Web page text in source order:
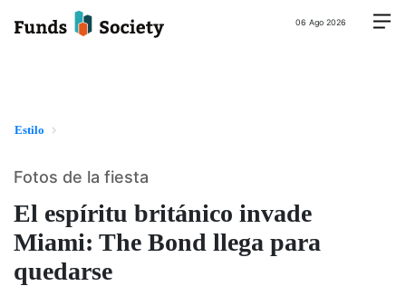
06 Ago 2026
Estilo
El espíritu británico invade
Miami: The Bond llega para
quedarse
Fotos de la fiesta